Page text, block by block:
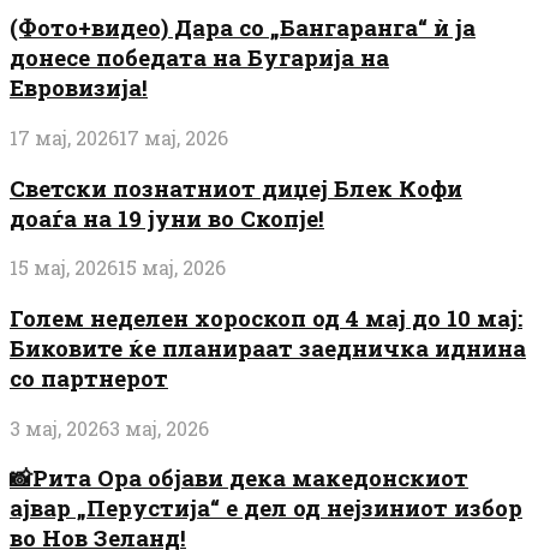
(Фото+видео) Дара со „Бангаранга“ ѝ ја
донесе победата на Бугарија на
Евровизија!
17 мај, 202617 мај, 2026
Светски познатниот диџеј Блек Кофи
доаѓа на 19 јуни во Скопје!
15 мај, 202615 мај, 2026
Голем неделен хороскоп од 4 мај до 10 мај:
Биковите ќе планираат заедничка иднина
со партнерот
3 мај, 20263 мај, 2026
📸Рита Ора објави дека македонскиот
ајвар „Перустија“ е дел од нејзиниот избор
во Нов Зеланд!